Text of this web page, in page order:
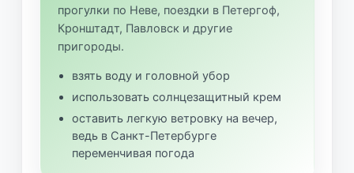
прогулки по Неве, поездки в Петергоф,
Кронштадт, Павловск и другие
пригороды.
взять воду и головной убор
использовать солнцезащитный крем
оставить легкую ветровку на вечер,
ведь в Санкт-Петербурге
переменчивая погода